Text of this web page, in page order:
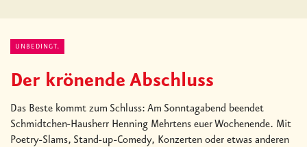
UNBEDINGT.
Der krönende Abschluss
Das Beste kommt zum Schluss: Am Sonntagabend beendet
Schmidtchen-Hausherr Henning Mehrtens euer Wochenende. Mit
Poetry-Slams, Stand-up-Comedy, Konzerten oder etwas anderen